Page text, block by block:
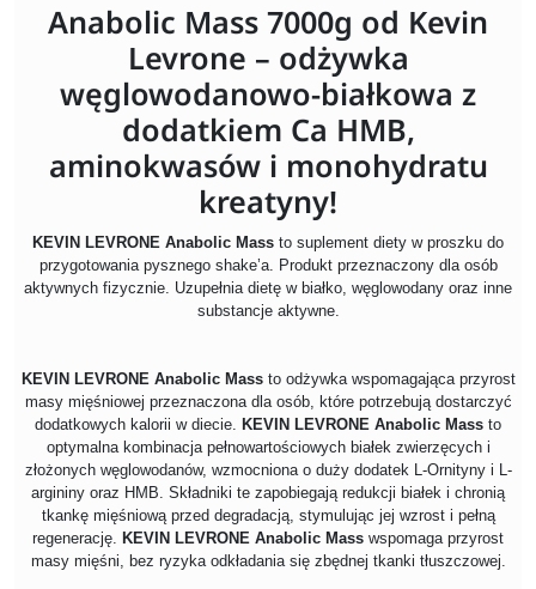
Anabolic Mass 7000g od Kevin
Levrone – odżywka
węglowodanowo-białkowa z
dodatkiem Ca HMB,
aminokwasów i monohydratu
kreatyny!
KEVIN LEVRONE Anabolic Mass to suplement diety w proszku do
przygotowania pysznego shake’a. Produkt przeznaczony dla osób
aktywnych fizycznie. Uzupełnia dietę w białko, węglowodany oraz inne
substancje aktywne.
KEVIN LEVRONE Anabolic Massto odżywka wspomagająca przyrost
masy mięśniowej przeznaczona dla osób, które potrzebują dostarczyć
dodatkowych kalorii w diecie. KEVIN LEVRONE Anabolic Mass to
optymalna kombinacja pełnowartościowych białek zwierzęcych i
złożonych węglowodanów, wzmocniona o duży dodatek L-Ornityny i L-
argininy oraz HMB. Składniki te zapobiegają redukcji białek i chronią
tkankę mięśniową przed degradacją, stymulując jej wzrost i pełną
regenerację. KEVIN LEVRONE Anabolic Mass wspomaga przyrost
masy mięśni, bez ryzyka odkładania się zbędnej tkanki tłuszczowej.